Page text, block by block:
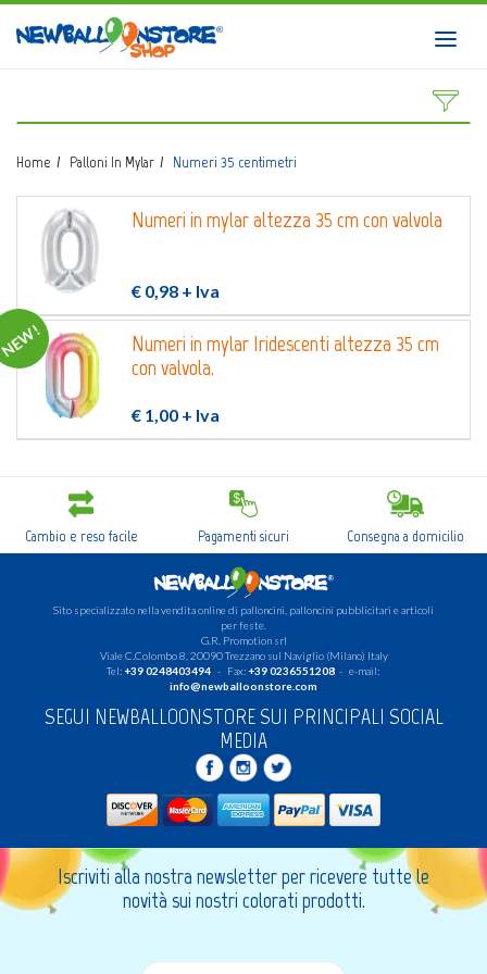
HOME
CATALOGO
CHI SIAMO
INVIO LOGO
CONTATTI
EVENTI NBS
Wishlist
Home Palloni In Mylar Numeri 35 centimetri
Numeri in mylar altezza 35 cm con valvola
€ 0,98 + Iva
Numeri in mylar Iridescenti altezza 35 cm
con valvola.
€ 1,00 + Iva
Cambio e reso facile Pagamenti sicuri Consegna a domicilio
Sito specializzato nella vendita online di palloncini, palloncini pubblicitari e articoli
per feste.
G.R. Promotion srl
Viale C.Colombo 8, 20090 Trezzano sul Naviglio (Milano) Italy
Tel:+39 0248403494- Fax:+39 0236551208- e-mail:
info@newballoonstore.com
SEGUI NEWBALLOONSTORE SUI PRINCIPALI SOCIAL
MEDIA
Iscriviti alla nostra newsletter per ricevere tutte le
novità sui nostri colorati prodotti.